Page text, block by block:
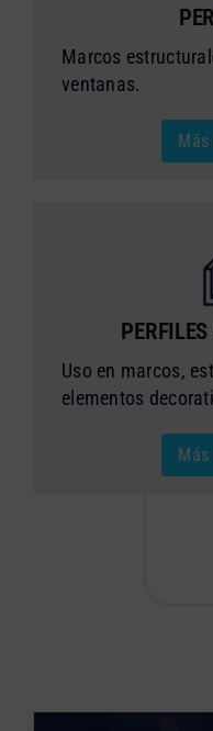
Marcos
ventanas.
Uso en marcos,
elementos